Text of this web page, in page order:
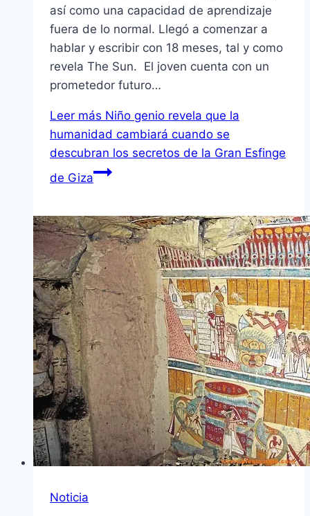
así como una capacidad de aprendizaje
fuera de lo normal. Llegó a comenzar a
hablar y escribir con 18 meses, tal y como
revela The Sun. El joven cuenta con un
prometedor futuro…
Leer más Niño genio revela que la
humanidad cambiará cuando se
descubran los secretos de la Gran Esfinge
de Giza
Noticia